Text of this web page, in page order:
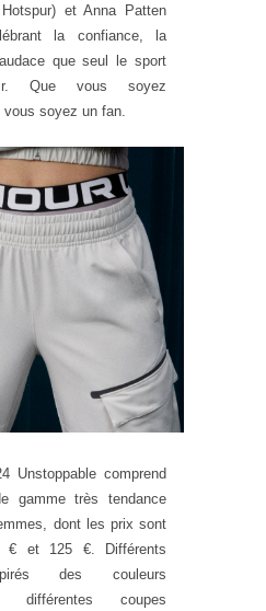
et Anna Patten
la confiance, la
que seul le sport
Que vous soyez
soyez un fan.
Unstoppable comprend
gamme très tendance
dont les prix sont
€ et 125 €. Différents
des couleurs
différentes coupes